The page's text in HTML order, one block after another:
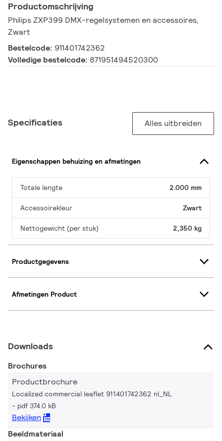
Productomschrijving
Philips ZXP399 DMX-regelsystemen en accessoires,
Zwart
Bestelcode: 911401742362
Volledige bestelcode: 871951494520300
Specificaties Alles uitbreiden
Eigenschappen behuizing en afmetingen
Totale lengte 2.000 mm
Accessoirekleur Zwart
Nettogewicht (per stuk) 2,350 kg
Productgegevens
Afmetingen Product
Downloads
Brochures
Productbrochure
Localized commercial leaflet 911401742362 nl_NL
pdf 374.0 kB
Bekijken
Beeldmateriaal